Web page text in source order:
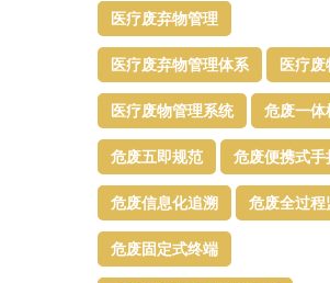
医疗废弃物管理​
医疗废弃物管理体系 医疗
医疗废物管理系统 危废一体
危废五即规范 危废便携式手
危废信息化追溯 危废全过程
危废固定式终端